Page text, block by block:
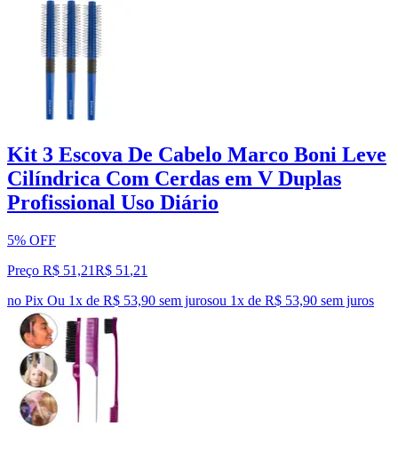
Kit 3 Escova De Cabelo Marco Boni Leve
Cilíndrica Com Cerdas em V Duplas
Profissional Uso Diário
5% OFF
Preço R$ 51,21R$ 51 ,21
no Pix Ou 1x de R$ 53,90 sem jurosou 1x de R$ 53,90 sem juros